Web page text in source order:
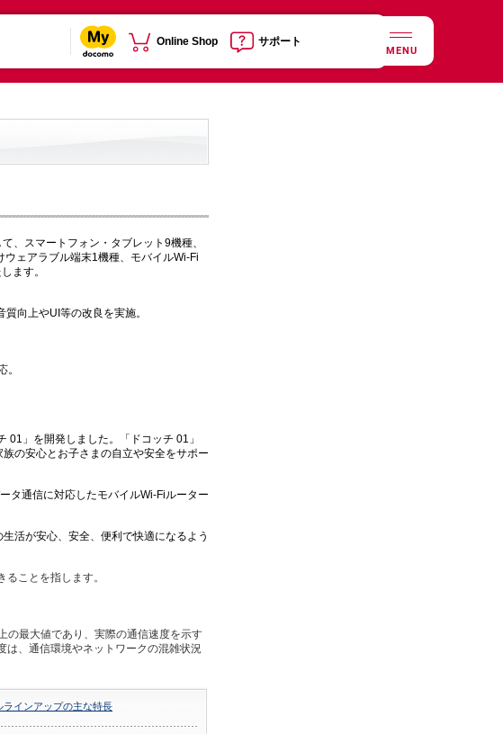
Online Shop サポート
MENU
、スマートフォン・タブレット9機種、
ウェアラブル端末1機種、モバイルWi-Fi
ます。
向上やUI等の改良を実施。
。
01」を開発しました。「ドコッチ 01」
の安心とお子さまの自立や安全をサポー
タ通信に対応したモバイルWi-Fiルーター
活が安心、安全、便利で快適になるよう
ことを指します。
の最大値であり、実際の通信速度を示す
は、通信環境やネットワークの混雑状況
インアップの主な特長